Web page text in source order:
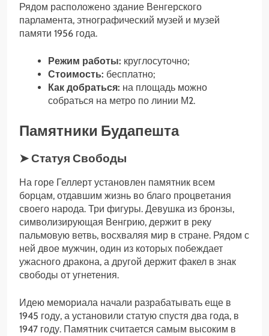
Рядом расположено здание Венгерского
парламента, этнографический музей и музей
памяти 1956 года.
Режим работы: круглосуточно;
Стоимость: бесплатно;
Как добраться: на площадь можно
собраться на метро по линии М2.
Памятники Будапешта
➤ Статуя Свободы
На горе Геллерт установлен памятник всем
борцам, отдавшим жизнь во благо процветания
своего народа. Три фигуры. Девушка из бронзы,
символизирующая Венгрию, держит в реку
пальмовую ветвь, восхваляя мир в стране. Рядом с
ней двое мужчин, один из которых побеждает
ужасного дракона, а другой держит факел в знак
свободы от угнетения.
Идею мемориала начали разрабатывать еще в
1945 году, а установили статую спустя два года, в
1947 году. Памятник считается самым высоким в